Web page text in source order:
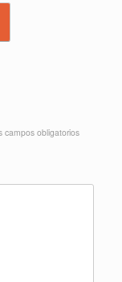
campos obligatorios